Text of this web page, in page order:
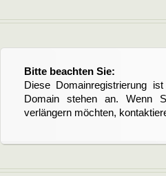
Bitte beachten Sie:
Diese Domainregistrierung
Domain stehen an. Wenn
verlängern möchten,